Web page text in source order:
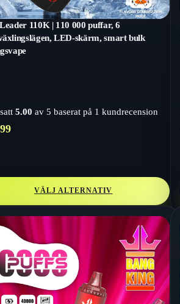
110K | 110 000 puffar, 6
LED-skärm, smart bulk
5.00 av 5 baserat på 1 kundrecension
VÄLJ ALTERNATIV